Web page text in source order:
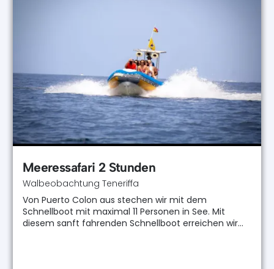
Meeressafari 2 Stunden
Walbeobachtung Teneriffa
Von Puerto Colon aus stechen wir mit dem
Schnellboot mit maximal 11 Personen in See. Mit
diesem sanft fahrenden Schnellboot erreichen wir…